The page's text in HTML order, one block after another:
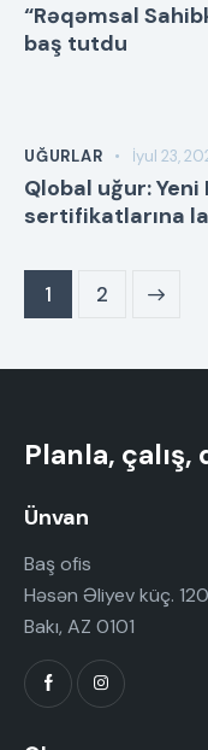
“Rəqəmsal
baş tutdu
UĞURLAR İyul 23,
Qlobal uğur:
sertifikatlarına
1 2
Planla, çalış,
Ünvan
Baş ofis
Həsən Əliyev küç. 120
Bakı, AZ 0101